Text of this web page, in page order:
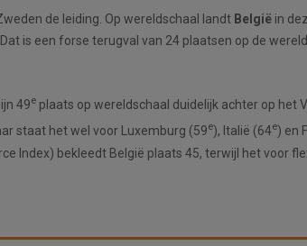
de leiding. Op wereldschaal landt België in
is een forse terugval van 24 plaatsen op de
49e plaats op wereldschaal duidelijk achter op het
staat het wel voor Luxemburg (59e), Italië (64e) en
Index) bekleedt België plaats 45, terwijl het voor